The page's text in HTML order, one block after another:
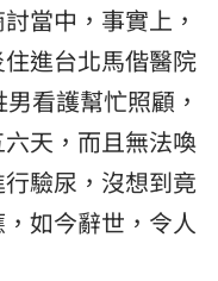
當中，事實上，
進台北馬偕醫院
看護幫忙照顧，
天，而且無法喚
驗尿，沒想到竟
如今辭世，令人